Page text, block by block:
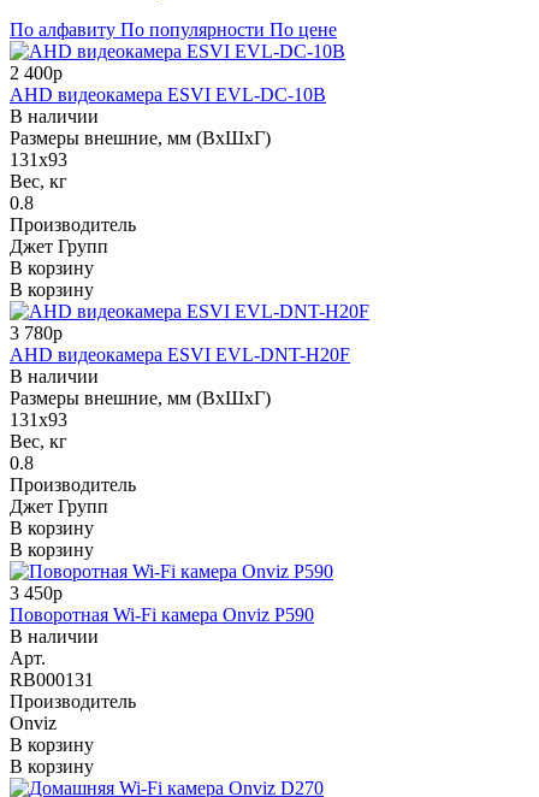
По алфавиту По популярности По цене
2 400р
AHD видеокамера ESVI EVL-DC-10B
В наличии
Размеры внешние, мм (ВхШхГ)
131х93
Вес, кг
0.8
Производитель
Джет Групп
В корзину
В корзину
3 780р
AHD видеокамера ESVI EVL-DNT-H20F
В наличии
Размеры внешние, мм (ВхШхГ)
131х93
Вес, кг
0.8
Производитель
Джет Групп
В корзину
В корзину
3 450р
Поворотная Wi-Fi камера Onviz P590
В наличии
Арт.
RB000131
Производитель
Onviz
В корзину
В корзину